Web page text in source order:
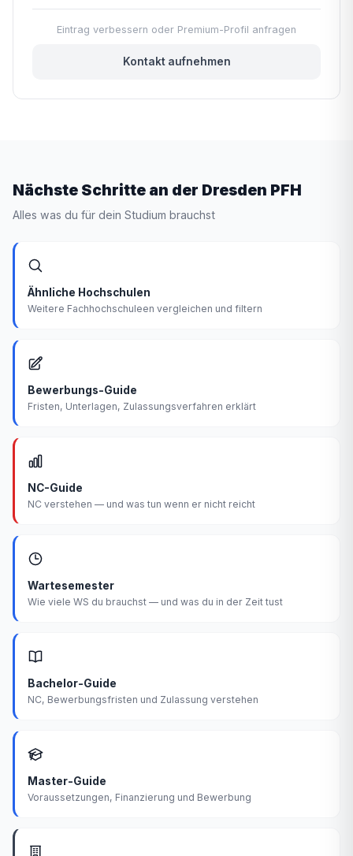
Eintrag verbessern oder Premium-Profil anfragen
Kontakt aufnehmen
Nächste Schritte an der Dresden PFH
Alles was du für dein Studium brauchst
Ähnliche Hochschulen
Weitere Fachhochschuleen vergleichen und filtern
Bewerbungs-Guide
Fristen, Unterlagen, Zulassungsverfahren erklärt
NC-Guide
NC verstehen — und was tun wenn er nicht reicht
Wartesemester
Wie viele WS du brauchst — und was du in der Zeit tust
Bachelor-Guide
NC, Bewerbungsfristen und Zulassung verstehen
Master-Guide
Voraussetzungen, Finanzierung und Bewerbung